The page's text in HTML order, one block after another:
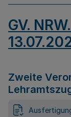
GV.
Zweite